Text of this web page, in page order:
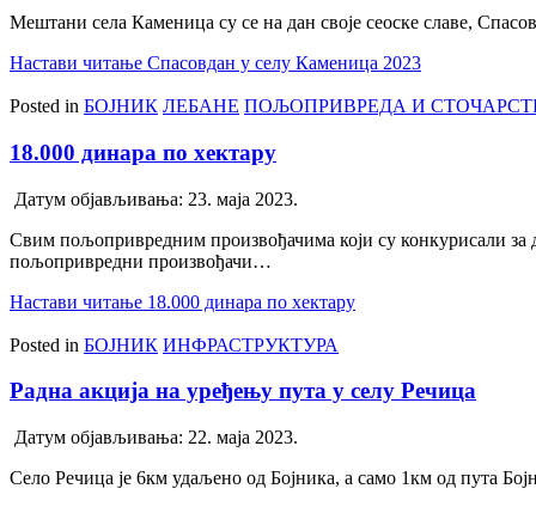
Мештани села Каменица су се на дан своје сеоске славе,
Настави читање Спасовдан у селу Каменица 2023
Posted in БОЈНИК ЛЕБАНЕ ПОЉОПРИВРЕДА И
18.000 динара по хектару
Датум објављивања: 23. маја 2023.
Свим пољопривредним произвођачима који су конкурисали за
пољопривредни произвођачи…
Настави читање 18.000 динара по хектару
Posted in БОЈНИК ИНФРАСТРУКТУРА
Радна акција на уређењу пута у селу Речица
Датум објављивања: 22. маја 2023.
Село Речица је 6км удаљено од Бојника, а само 1км од пута